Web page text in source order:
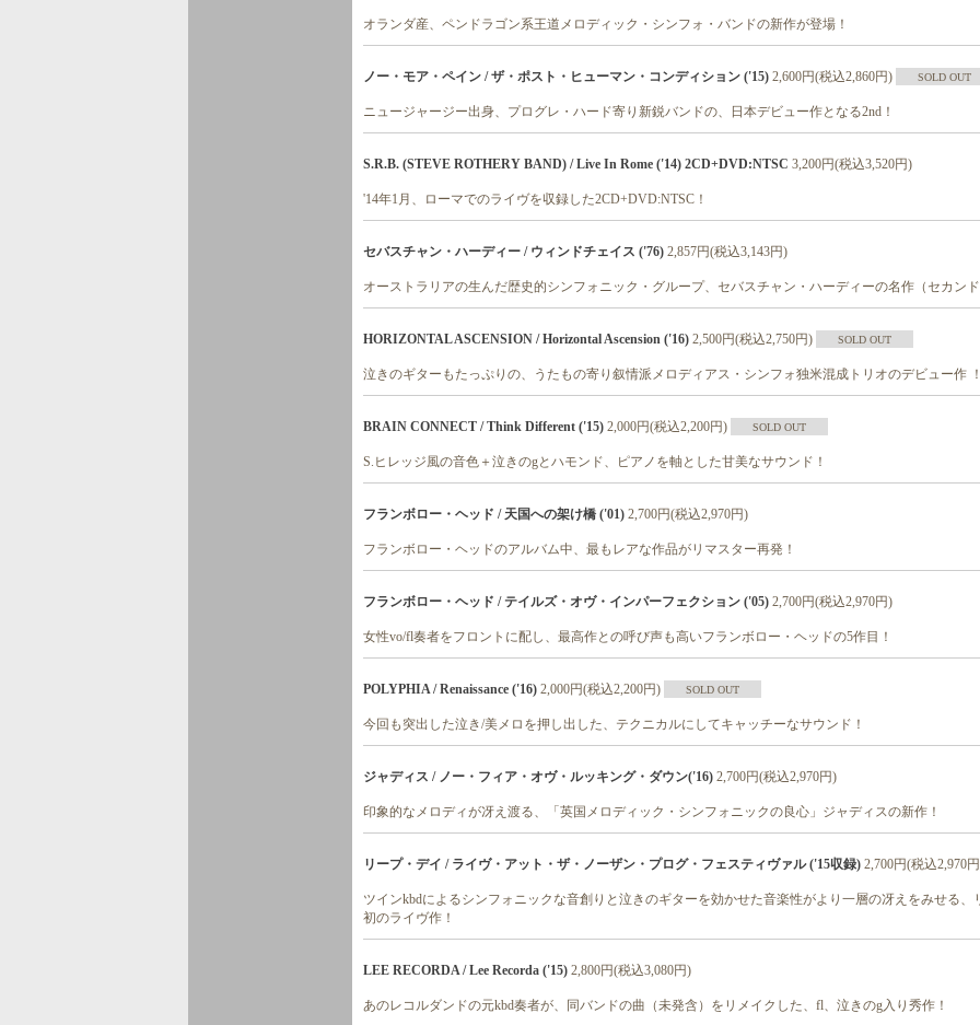
オランダ産、ペンドラゴン系王道メロディック・シンフォ・バンドの新作が登場！
ノー・モア・ペイン / ザ・ポスト・ヒューマン・コンディション ('15) 2,600円(税込2,860円) SOLD OUT
ニュージャージー出身、プログレ・ハード寄り新鋭バンドの、日本デビュー作となる2nd！
S.R.B. (STEVE ROTHERY BAND) / Live In Rome ('14) 2CD+DVD:NTSC 3,200円(税込3,520円)
'14年1月、ローマでのライヴを収録した2CD+DVD:NTSC！
セバスチャン・ハーディー / ウィンドチェイス ('76) 2,857円(税込3,143円)
オーストラリアの生んだ歴史的シンフォニック・グループ、セバスチャン・ハーディーの名作（セカン
HORIZONTAL ASCENSION / Horizontal Ascension ('16) 2,500円(税込2,750円) SOLD OUT
泣きのギターもたっぷりの、うたもの寄り叙情派メロディアス・シンフォ独米混成トリオのデビュー作
BRAIN CONNECT / Think Different ('15) 2,000円(税込2,200円) SOLD OUT
S.ヒレッジ風の音色＋泣きのgとハモンド、ピアノを軸とした甘美なサウンド！
フランボロー・ヘッド / 天国への架け橋 ('01) 2,700円(税込2,970円)
フランボロー・ヘッドのアルバム中、最もレアな作品がリマスター再発！
フランボロー・ヘッド / テイルズ・オヴ・インパーフェクション ('05) 2,700円(税込2,970円)
女性vo/fl奏者をフロントに配し、最高作との呼び声も高いフランボロー・ヘッドの5作目！
POLYPHIA / Renaissance ('16) 2,000円(税込2,200円) SOLD OUT
今回も突出した泣き/美メロを押し出した、テクニカルにしてキャッチーなサウンド！
ジャディス / ノー・フィア・オヴ・ルッキング・ダウン('16) 2,700円(税込2,970円)
印象的なメロディが冴え渡る、「英国メロディック・シンフォニックの良心」ジャディスの新作！
リープ・デイ / ライヴ・アット・ザ・ノーザン・プログ・フェスティヴァル ('15収録) 2,700円(税込2,970
ツインkbdによるシンフォニックな音創りと泣きのギターを効かせた音楽性がより一層の冴えをみせる、
初のライヴ作！
LEE RECORDA / Lee Recorda ('15) 2,800円(税込3,080円)
あのレコルダンドの元kbd奏者が、同バンドの曲（未発含）をリメイクした、fl、泣きのg入り秀作！